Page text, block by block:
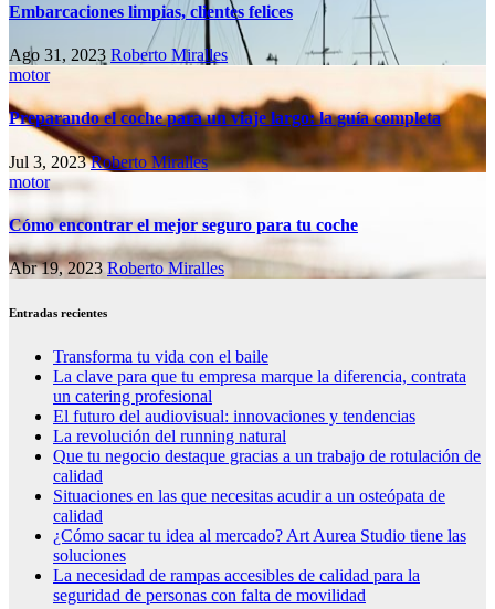
Embarcaciones limpias, clientes felices
Ago 31, 2023 Roberto Miralles
motor
Preparando el coche para un viaje largo: la guía completa
Jul 3, 2023Roberto Miralles
motor
Cómo encontrar el mejor seguro para tu coche
Abr 19, 2023Roberto Miralles
Entradas recientes
Transforma tu vida con el baile
La clave para que tu empresa marque la diferencia, contrata
un catering profesional
El futuro del audiovisual: innovaciones y tendencias
La revolución del running natural
Que tu negocio destaque gracias a un trabajo de rotulación de
calidad
Situaciones en las que necesitas acudir a un osteópata de
calidad
¿Cómo sacar tu idea al mercado? Art Aurea Studio tiene las
soluciones
La necesidad de rampas accesibles de calidad para la
seguridad de personas con falta de movilidad